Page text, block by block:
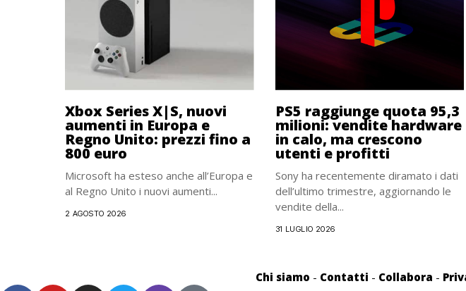
Xbox Series X|S, nuovi
aumenti in Europa e
Regno Unito: prezzi fino a
800 euro
Microsoft ha esteso anche all’Europa e
al Regno Unito i nuovi aumenti...
2 AGOSTO 2026
PS5 raggiunge quota 95,3
milioni: vendite hardware
in calo, ma crescono
utenti e profitti
Sony ha recentemente diramato i dati
dell’ultimo trimestre, aggiornando le
vendite della...
31 LUGLIO 2026
Chi siamo - Contatti - Collabora -